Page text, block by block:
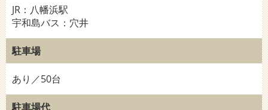
JR：八幡浜駅
宇和島バス：穴井
駐車場
あり／50台
駐車場代